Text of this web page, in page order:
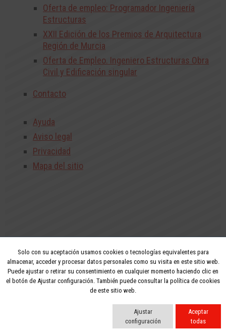
Oferta de empleo: Programador Ingeniería
Estructuras
XXII Edición de los Premios de Arquitectura
Región de Murcia
Oferta de Empleo. Ingeniero Estructuras Obra
Civil y Edificación singular
Contacto
Ayuda
Aviso legal
Privacidad
Mapa del sitio
2026 - Todos los derechos reservados
Aviso legal Privacidad Política de cookies
Solo con su aceptación usamos cookies o tecnologías equivalentes para
almacenar, acceder y procesar datos personales como su visita en este sitio web.
Puede ajustar o retirar su consentimiento en cualquier momento haciendo clic en
el botón de Ajustar configuración. También puede consultar la política de cookies
de este sitio web.
Ajustar
configuración
Aceptar
todas